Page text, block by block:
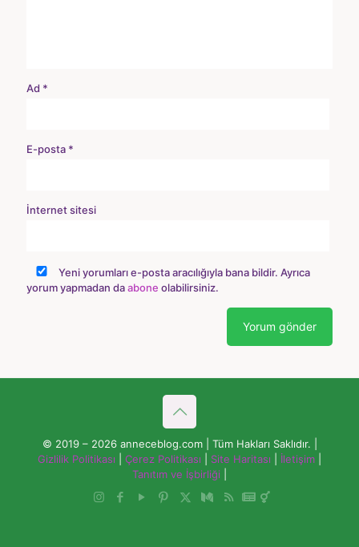
Ad *
E-posta *
İnternet sitesi
Yeni yorumları e-posta aracılığıyla bana bildir. Ayrıca
yorum yapmadan daabone olabilirsiniz.
© 2019 – 2026 anneceblog.com | Tüm Hakları Saklıdır. |
Gizlilik Politikası
Çerez Politikası Site Haritası İletişim
Tanıtım ve İşbirliği